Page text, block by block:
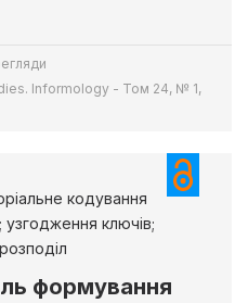
Informology - Том 24, № 1,
кодування
узгодження ключів;
формування